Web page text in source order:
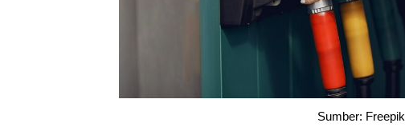
Sumber: Freepik